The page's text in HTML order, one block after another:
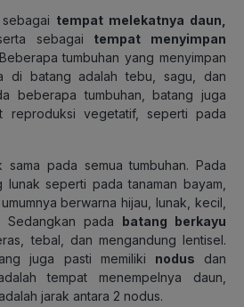
tempat melekatnya daun,
sebagai tempat menyimpan
tumbuhan yang menyimpan
di batang adalah tebu, sagu, dan
beberapa tumbuhan, batang juga
reproduksi vegetatif, seperti pada
pada semua tumbuhan. Pada
lunak seperti pada tanaman bayam,
berwarna hijau, lunak, kecil,
Sedangkan pada batang berkayu
tebal, dan mengandung lentisel.
juga pasti memiliki nodus dan
tempat menempelnya daun,
jarak antara 2 nodus.